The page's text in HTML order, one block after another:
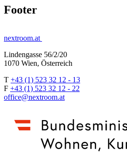
Footer
nextroom.at
Lindengasse 56/2/20
1070 Wien, Österreich
T +43 (1) 523 32 12 - 13
F +43 (1) 523 32 12 - 22
office@nextroom.at